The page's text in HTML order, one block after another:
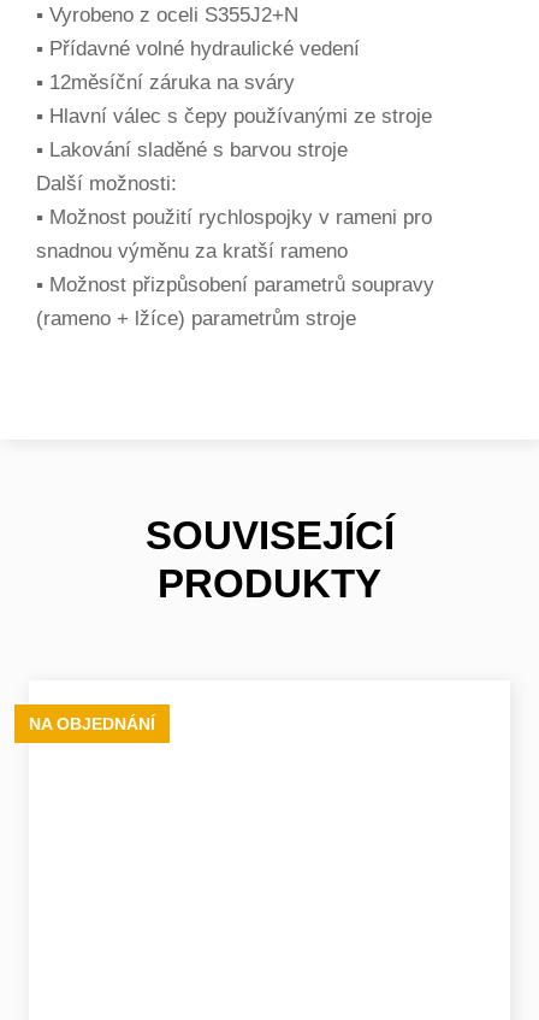
▪ Vyrobeno z oceli S355J2+N
▪ Přídavné volné hydraulické vedení
▪ 12měsíční záruka na sváry
▪ Hlavní válec s čepy používanými ze stroje
▪ Lakování sladěné s barvou stroje
Další možnosti:
▪ Možnost použití rychlospojky v rameni pro
snadnou výměnu za kratší rameno
▪ Možnost přizpůsobení parametrů soupravy
(rameno + lžíce) parametrům stroje
SOUVISEJÍCÍ
PRODUKTY
NA OBJEDNÁNÍ